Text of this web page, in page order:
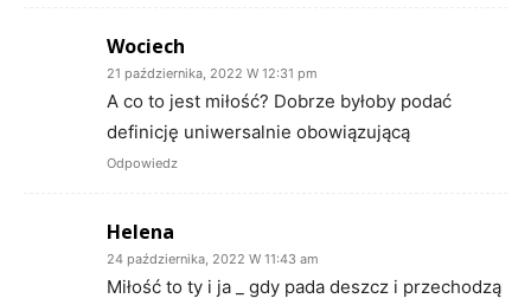
Wociech
21 października, 2022 W 12:31 pm
A co to jest miłość? Dobrze byłoby podać
definicję uniwersalnie obowiązującą
Odpowiedz
Helena
24 października, 2022 W 11:43 am
Miłość to ty i ja _ gdy pada deszcz i przechodzą